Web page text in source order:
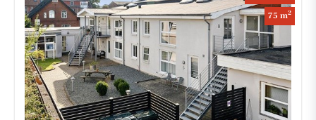
75 m2